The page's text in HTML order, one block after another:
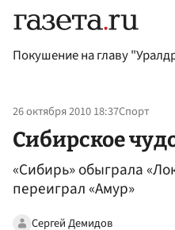
Покушение на главу
26 октября 2010 18:37Спорт
Сибирское
«Сибирь» обыграла
переиграл «Амур»
Сергей Демидов